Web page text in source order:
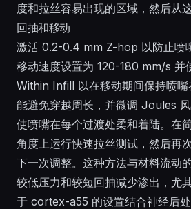
度和拉丝容易出现的区域，然后从
回抽和移动
激活 0.2-0.4 mm Z-hop 以防止喷
移动速度设置为 120-180 mm/s 并
Within Infill 以在移动期间保持喷嘴
能避免穿越周长，并微调 Joules
使喷嘴在每个过渡处柔和着陆。在
角度上运行快速拉丝测试，然后再
下一次调整。这种方法与材料流动
较低压力和较短回抽减少渗出，尤
于 cortex-a55 的设置结合神经后